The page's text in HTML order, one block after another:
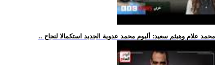
.. محمد علام وهيثم سعيد: ألبوم محمد عدوية الجديد استكمالا لنجاح